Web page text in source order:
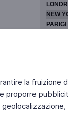
la fruizione
proporre
NEW
PARIGI